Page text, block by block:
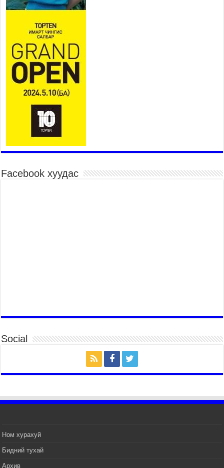
байдлын газрын 162 алба хаагч үүрэг гүйцэтгэж
2026 оны 7 сар 15 / 11 цаг 07 минут
Үндэсний их сурын харваанд 850 харваач цэц
мэргэнээ сорьж байна
2026 оны 7 сар 15 / 11 цаг 03 минут
Төв цэнгэлдэхийн эргэн тойронд
2026 оны 7 сар 15 / 10 цаг 58 минут
Үндэсний их баяр наадмын шагайн харваа
насанд хүрэгчдийн багийн харваагаар
үргэлжилж байна
2026 оны 7 сар 15 / 10 цаг 52 минут
Үндэсний их баяр наадмын хүчит бөхийн
ТӨРИЙН ДАЛБААНЫ ӨДӨРТ ЗОРИУЛСАН
2026 оны 7 сар 14 / 17 цаг 47 минут
Өв соёлоо тээж яваа уяачдын галаар УИХ-ын
дарга С.Бямбацогт зочлон баяр хүргэв
2026 оны 7 сар 14 / 17 цаг 40 минут
наадмын нээлтэд оролцон, сурын талбай,
шагайн асарт зочиллоо
Монгол Улсын Их Хурлын дарга С.Бямбацогт
2026 оны 7 сар 14 / 17 цаг 09 минут
Facebook хуудас
Social
Ном хурахуй
Бидний тухай
Архив